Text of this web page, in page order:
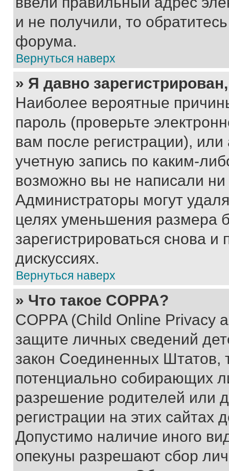
и не получили, то
форума.
Вернуться наверх
» Я давно
Наиболее вероятные
пароль (проверьте
вам после регистрации),
учетную запись по каким-
возможно вы не написали
Администраторы могут
целях уменьшения размера
зарегистрироваться снова и
дискуссиях.
Вернуться наверх
» Что такое COPPA?
COPPA (Child Online Privacy
защите личных сведений
закон Соединенных Штатов,
потенциально собирающих
разрешение родителей или
регистрации на этих сайтах
Допустимо наличие иного
опекуны разрешают сбор